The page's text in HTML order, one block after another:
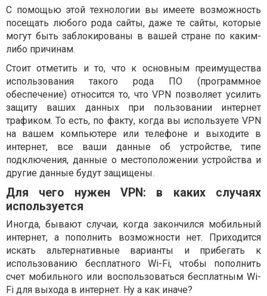
С помощью этой технологии вы имеете возможность
посещать любого рода сайты, даже те сайты, которые
могут быть заблокированы в вашей стране по каким-
либо причинам.
Стоит отметить и то, что к основным преимущества
использования такого рода ПО (программное
обеспечение) относится то, что VPN позволяет усилить
защиту ваших данных при пользовании интернет
трафиком. То есть, по факту, когда вы используете VPN
на вашем компьютере или телефоне и выходите в
интернет, все ваши данные об устройстве, типе
подключения, данные о местоположении устройства и
другие данные будут защищены.
Для чего нужен VPN: в каких случаях
используется
Иногда, бывают случаи, когда закончился мобильный
интернет, а пополнить возможности нет. Приходится
искать альтернативные варианты и прибегать к
использованию бесплатного Wi-Fi, чтобы пополнить
счет мобильного или воспользоваться бесплатным Wi-
Fi для выхода в интернет. Ну а как иначе?